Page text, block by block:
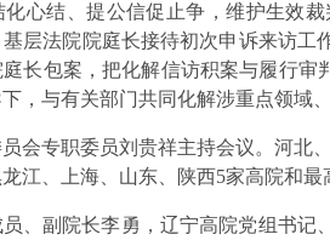
心结、提公信促止争，维护生效
层法院院庭长接待初次申诉来访
长包案，把化解信访积案与履行
，与有关部门共同化解涉重点领域
会专职委员刘贵祥主持会议。河北
江、上海、山东、陕西5家高院和
、副院长李勇，辽宁高院党组书